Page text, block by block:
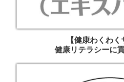
【健康わくわく
健康リテラシーに